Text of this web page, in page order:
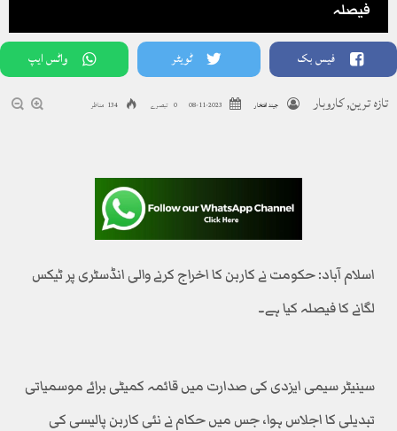
فیصلہ
فیس بک ٹویٹر واٹس ایپ
تازہ ترین,کاروبار جیند افتخار 2023-11-08 0 تبصرے 134 مناظر
اسلام آباد: حکومت نے کاربن کا اخراج کرنے والی انڈسٹری پر ٹیکس
لگانے کا فیصلہ کیا ہے۔
سینیٹر سیمی ایزدی کی صدارت میں قائمہ کمیٹی برائے موسمیاتی
تبدیلی کا اجلاس ہوا، جس میں حکام نے نئی کاربن پالیسی کی